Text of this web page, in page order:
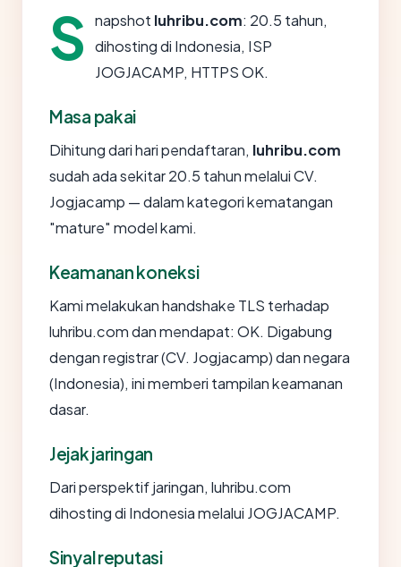
S napshot luhribu.com: 20.5 tahun,
dihosting di Indonesia, ISP
JOGJACAMP, HTTPS OK.
Masa pakai
Dihitung dari hari pendaftaran, luhribu.com
sudah ada sekitar 20.5 tahun melalui CV.
Jogjacamp — dalam kategori kematangan
"mature" model kami.
Keamanan koneksi
Kami melakukan handshake TLS terhadap
luhribu.com dan mendapat: OK. Digabung
dengan registrar (CV. Jogjacamp) dan negara
(Indonesia), ini memberi tampilan keamanan
dasar.
Jejak jaringan
Dari perspektif jaringan, luhribu.com
dihosting di Indonesia melalui JOGJACAMP.
Sinyal reputasi